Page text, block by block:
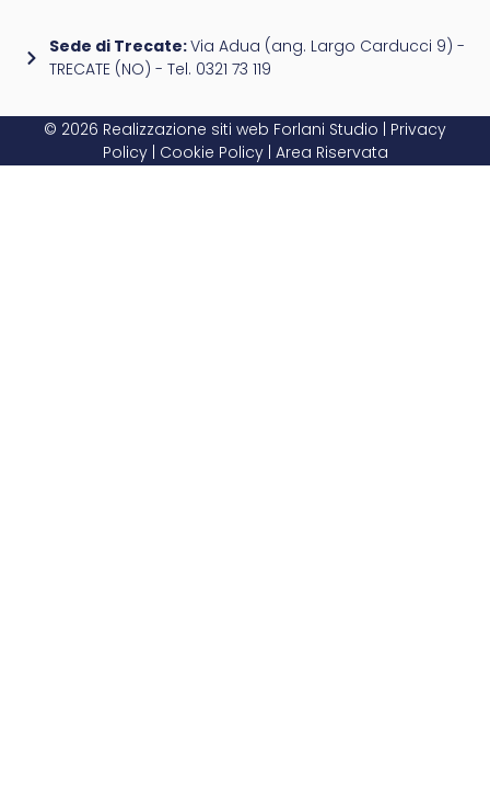
Sede di Trecate:Via Adua (ang. Largo Carducci 9) -
TRECATE (NO) - Tel. 0321 73 119
© 2026 Realizzazione siti web Forlani Studio | Privacy
Policy| Cookie Policy| Area Riservata